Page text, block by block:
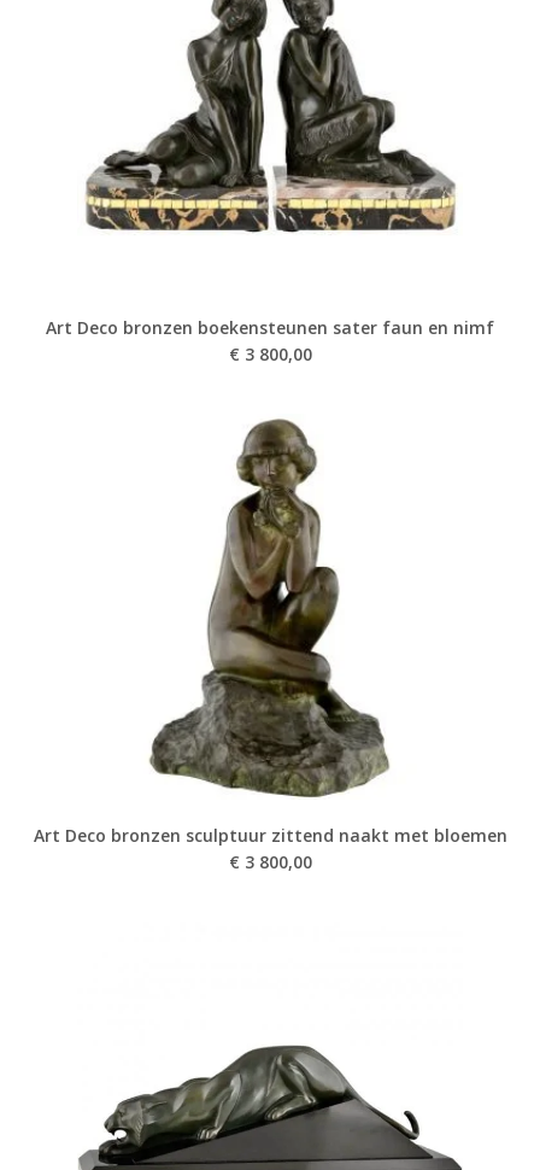
Art Deco bronzen boekensteunen sater faun en nimf
€ 3 800,00
Art Deco bronzen sculptuur zittend naakt met bloemen
€ 3 800,00